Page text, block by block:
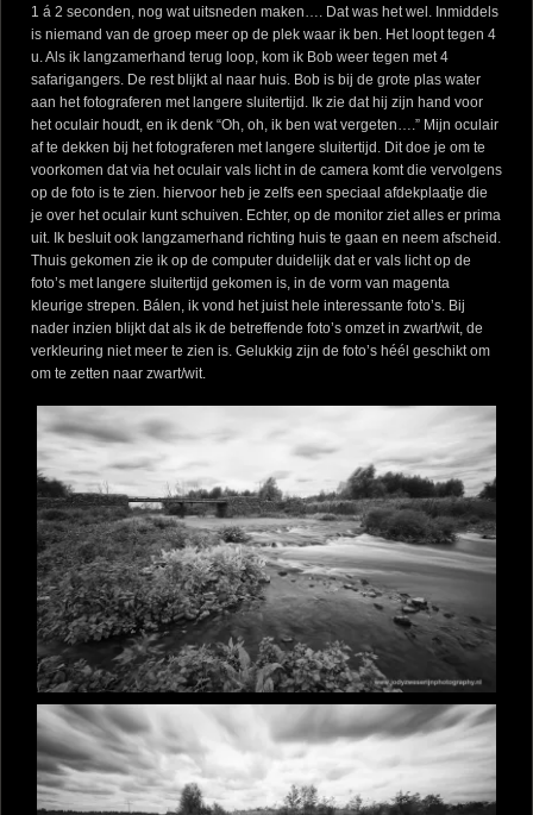
1 á 2 seconden, nog wat uitsneden maken…. Dat was het wel. Inmiddels
is niemand van de groep meer op de plek waar ik ben. Het loopt tegen 4
u. Als ik langzamerhand terug loop, kom ik Bob weer tegen met 4
safarigangers. De rest blijkt al naar huis. Bob is bij de grote plas water
aan het fotograferen met langere sluitertijd. Ik zie dat hij zijn hand voor
het oculair houdt, en ik denk “Oh, oh, ik ben wat vergeten….” Mijn oculair
af te dekken bij het fotograferen met langere sluitertijd. Dit doe je om te
voorkomen dat via het oculair vals licht in de camera komt die vervolgens
op de foto is te zien. hiervoor heb je zelfs een speciaal afdekplaatje die
je over het oculair kunt schuiven. Echter, op de monitor ziet alles er prima
uit. Ik besluit ook langzamerhand richting huis te gaan en neem afscheid.
Thuis gekomen zie ik op de computer duidelijk dat er vals licht op de
foto’s met langere sluitertijd gekomen is, in de vorm van magenta
kleurige strepen. Bálen, ik vond het juist hele interessante foto’s. Bij
nader inzien blijkt dat als ik de betreffende foto’s omzet in zwart/wit, de
verkleuring niet meer te zien is. Gelukkig zijn de foto’s héél geschikt om
om te zetten naar zwart/wit.